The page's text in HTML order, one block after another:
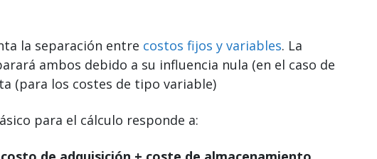
la separación entre costos fijos y variables. La
ambos debido a su influencia nula (en el caso de
(para los costes de tipo variable)
para el cálculo responde a: